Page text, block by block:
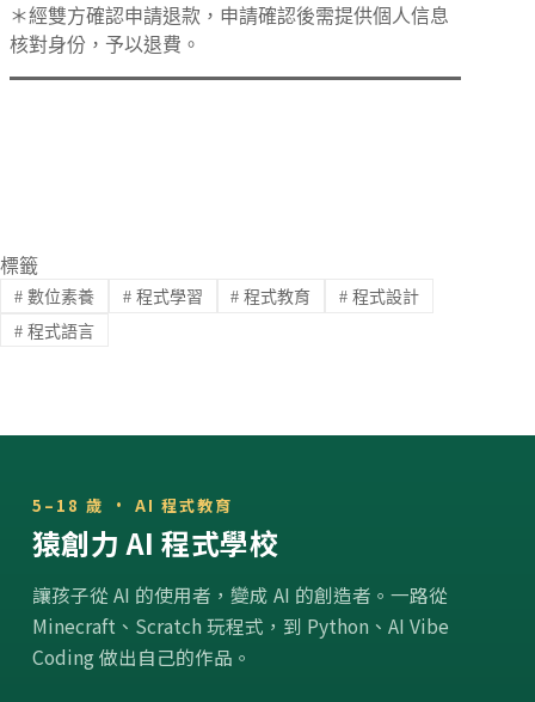
＊經雙方確認申請退款，申請確認後需提供個人信息
核對身份，予以退費。
標籤
#數位素養 #程式學習 # 程式教育 # 程式設計
#程式語言
5–18 歲 · AI 程式教育
猿創力 AI 程式學校
讓孩子從 AI 的使用者，變成 AI 的創造者。一路從
Minecraft、Scratch 玩程式，到 Python、AI Vibe
Coding 做出自己的作品。